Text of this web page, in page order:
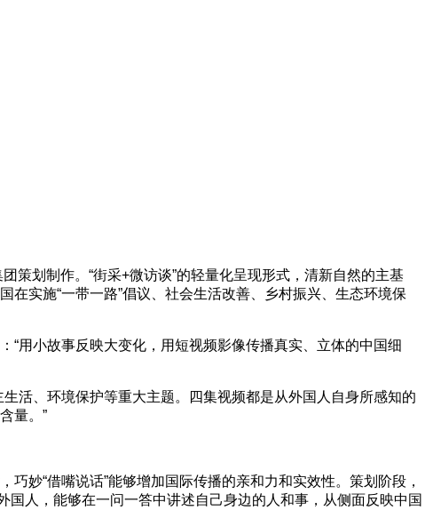
策划制作。“街采+微访谈”的轻量化呈现形式，清新自然的主基
实施“一带一路”倡议、社会生活改善、乡村振兴、生态环境保
用小故事反映大变化，用短视频影像传播真实、立体的中国细
活、环境保护等重大主题。四集视频都是从外国人自身所感知的
量。”
妙“借嘴说话”能够增加国际传播的亲和力和实效性。策划阶段，
国人，能够在一问一答中讲述自己身边的人和事，从侧面反映中国